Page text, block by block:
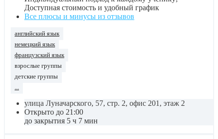
Доступная стоимость и удобный график
Все плюсы и минусы из отзывов
английский язык
немецкий язык
французский язык
взрослые группы
детские группы
...
улица Луначарского, 57, стр. 2, офис 201, этаж 2
Открыто до 21:00
до закрытия 5 ч 7 мин